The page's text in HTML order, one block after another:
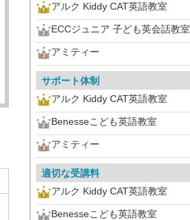
アルク Kiddy CAT英語教室
ECCジュニア 子ども英会話教室
アミティー
サポート体制
アルク Kiddy CAT英語教室
Benesseこども英語教室
アミティー
適切な受講料
アルク Kiddy CAT英語教室
Benesseこども英語教室